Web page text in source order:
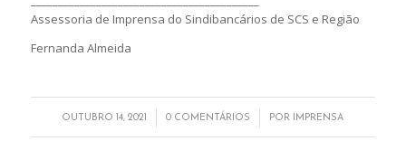
Assessoria de Imprensa do Sindibancários de SCS e Região
Fernanda Almeida
OUTUBRO 14, 2021
/ 0 COMENTÁRIOS
/ POR IMPRENSA